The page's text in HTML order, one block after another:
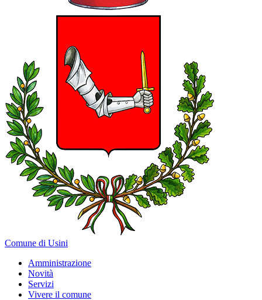
Comune di Usini
Amministrazione
Novità
Servizi
Vivere il comune